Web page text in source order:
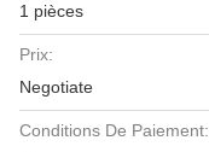
1 pièces
Prix:
Negotiate
Conditions De Paiement: